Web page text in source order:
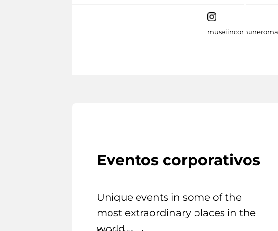
museiincomuneroma
Eventos corporativos
Unique events in some of the
most extraordinary places in the
world.